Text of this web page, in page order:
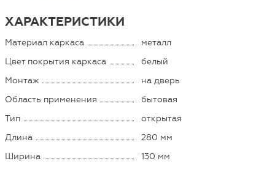
ХАРАКТЕРИСТИКИ
Материал каркаса
металл
Цвет покрытия каркаса
белый
Монтаж
на дверь
Область применения
бытовая
Тип
открытая
Длина
280 мм
Ширина
130 мм